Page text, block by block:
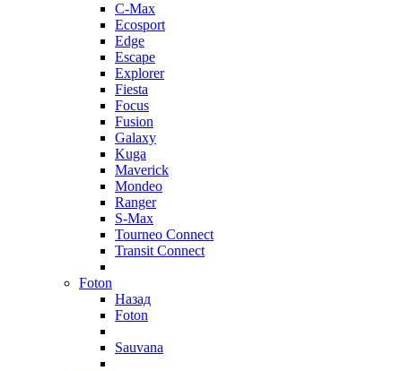
C-Max
Ecosport
Edge
Escape
Explorer
Fiesta
Focus
Fusion
Galaxy
Kuga
Maverick
Mondeo
Ranger
S-Max
Tourneo Connect
Transit Connect
Foton
Назад
Foton
Sauvana